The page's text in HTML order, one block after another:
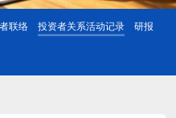
联络 投资者关系活动记录 研报